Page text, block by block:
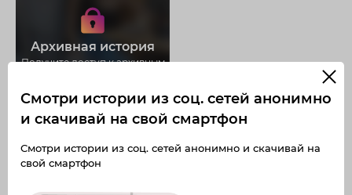
Архивная история
Получите доступ к архивным
Получите доступ к архивным
историям aibulat_railevich
Не отвлекайтесь на рекламу
Загружайте истории без
ограничений
Смотри истории из соц. сетей анонимно
и скачивай на свой смартфон
Смотри истории из соц. сетей анонимно и скачивай на
свой смартфон